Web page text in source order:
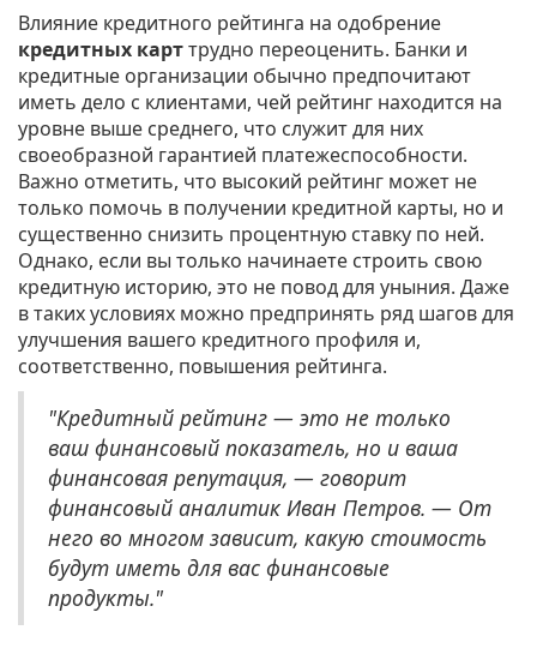
Влияние кредитного рейтинга на одобрение
кредитных карттрудно переоценить. Банки и
кредитные организации обычно предпочитают
иметь дело с клиентами, чей рейтинг находится на
уровне выше среднего, что служит для них
своеобразной гарантией платежеспособности.
Важно отметить, что высокий рейтинг может не
только помочь в получении кредитной карты, но и
существенно снизить процентную ставку по ней.
Однако, если вы только начинаете строить свою
кредитную историю, это не повод для уныния. Даже
в таких условиях можно предпринять ряд шагов для
улучшения вашего кредитного профиля и,
соответственно, повышения рейтинга.
"Кредитный рейтинг — это не только
ваш финансовый показатель, но и ваша
финансовая репутация, — говорит
финансовый аналитик Иван Петров. — От
него во многом зависит, какую стоимость
будут иметь для вас финансовые
продукты."